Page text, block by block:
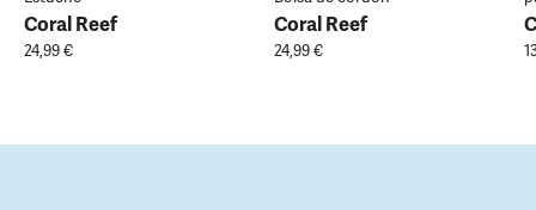
Coral Reef
24,99 €
Coral Reef
24,99 €